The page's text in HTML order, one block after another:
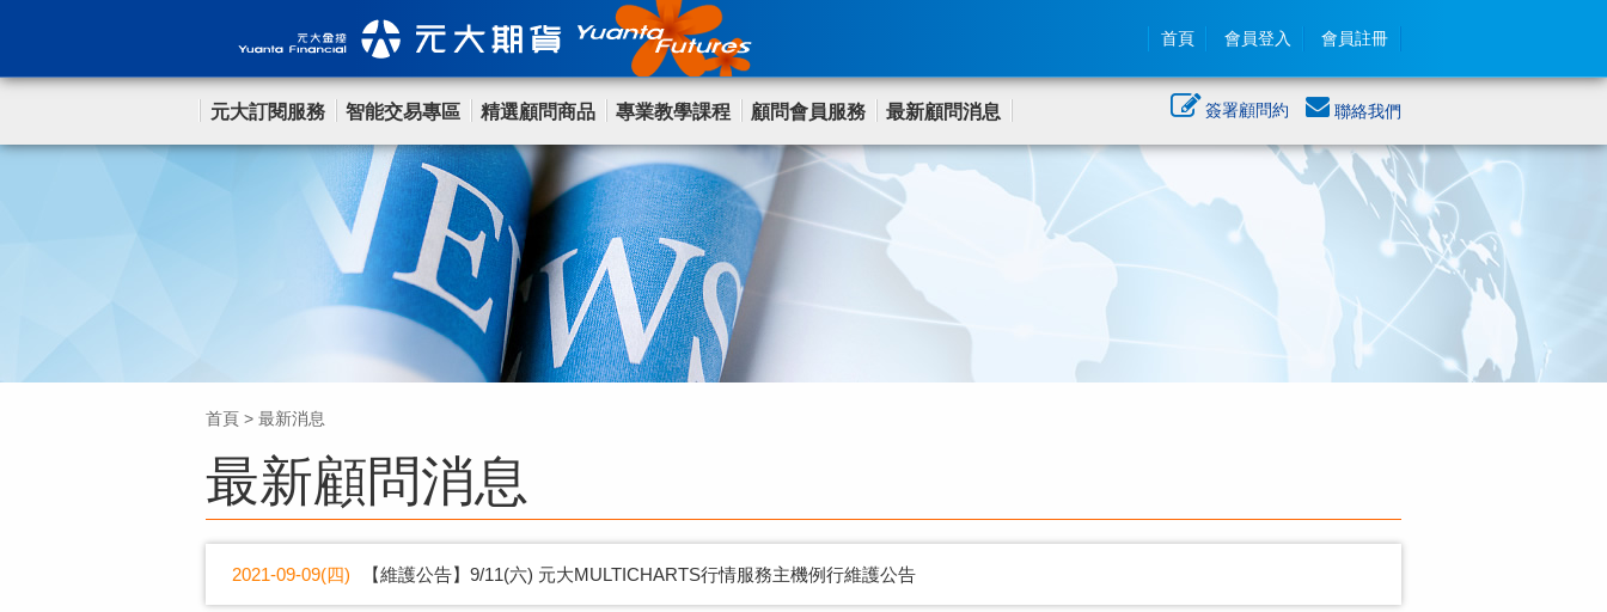
首頁 會員登入 會員註冊
元大訂閱服務 智能交易專區 精選顧問商品 專業教學課程 顧問會員服務 最新顧問消息 簽署顧問約 聯絡我們
首頁 > 最新消息
最新顧問消息
2021-09-09(四) 【維護公告】9/11(六) 元大MULTICHARTS行情服務主機例行維護公告